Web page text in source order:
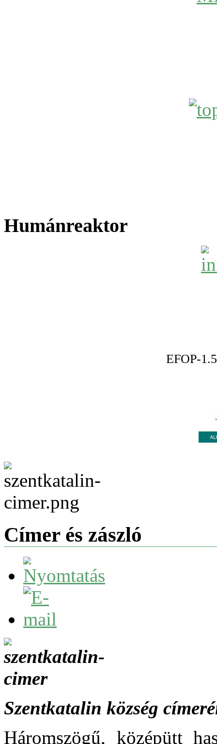
Humánreaktor
EFOP-
Címer és zászló
Szentkatalin község
Háromszögű, középütt